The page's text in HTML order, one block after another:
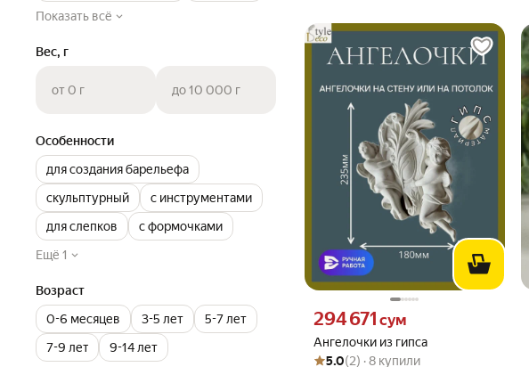
Показать всё
Вес, г
от 0 г до 10 000 г
Особенности
для создания барельефа
скульптурный
с инструментами
для слепков
с формочками
Ещё 1
Возраст
0-6 месяцев
3-5 лет
5-7 лет
7-9 лет
9-14 лет
Ангелочки из гипса
Цена 294671 сум вместо
294 671 сум
Рейтинг товара: 5.0 из 5
Оценок: (2) · 8 купили
5.0(2) · 8 купили